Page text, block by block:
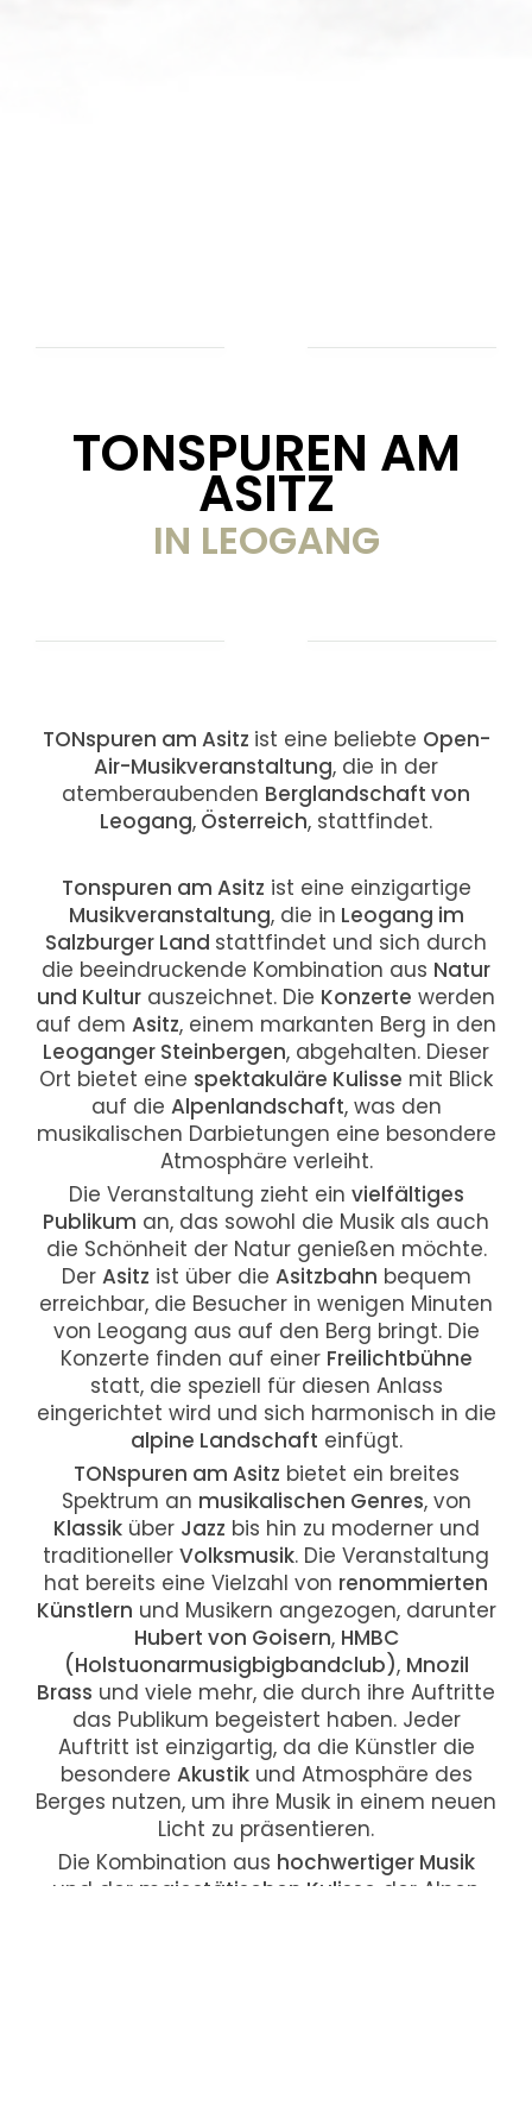
TONSPUREN AM
ASITZ
IN LEOGANG
TONspuren am Asitz ist eine beliebte Open-
Air-Musikveranstaltung, die in der
atemberaubenden Berglandschaft von
Leogang, Österreich, stattfindet.
Tonspuren am Asitz ist eine einzigartige
Musikveranstaltung, die in Leogang im
Salzburger Land stattfindet und sich durch
die beeindruckende Kombination aus Natur
und Kultur auszeichnet. Die Konzerte werden
auf dem Asitz, einem markanten Berg in den
Leoganger Steinbergen, abgehalten. Dieser
Ort bietet eine spektakuläre Kulisse mit Blick
auf die Alpenlandschaft, was den
musikalischen Darbietungen eine besondere
Atmosphäre verleiht.
Die Veranstaltung zieht ein vielfältiges
Publikum an, das sowohl die Musik als auch
die Schönheit der Natur genießen möchte.
Der Asitz ist über die Asitzbahn bequem
erreichbar, die Besucher in wenigen Minuten
von Leogang aus auf den Berg bringt. Die
Konzerte finden auf einer Freilichtbühne
statt, die speziell für diesen Anlass
eingerichtet wird und sich harmonisch in die
alpine Landschaft einfügt.
TONspuren am Asitz bietet ein breites
Spektrum an musikalischen Genres, von
Klassiküber Jazz bis hin zu moderner und
traditioneller Volksmusik. Die Veranstaltung
hat bereits eine Vielzahl von renommierten
Künstlern und Musikern angezogen, darunter
Hubert von Goisern, HMBC
(Holstuonarmusigbigbandclub), Mnozil
Brass und viele mehr, die durch ihre Auftritte
das Publikum begeistert haben. Jeder
Auftritt ist einzigartig, da die Künstler die
besondere Akustikund Atmosphäre des
Berges nutzen, um ihre Musik in einem neuen
Licht zu präsentieren.
Die Kombination aus hochwertiger Musik
und der majestätischen Kulisse der Alpen